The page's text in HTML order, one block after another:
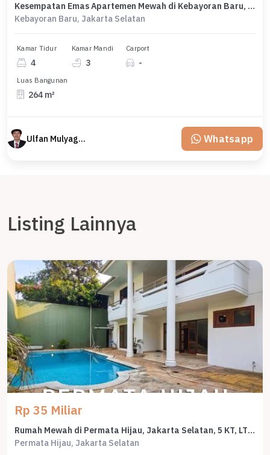
Kesempatan Emas Apartemen Mewah di Kebayoran Baru, Jakarta Selatan, 4 KT
Kebayoran Baru, Jakarta Selatan
Kamar Tidur
4
Kamar Mandi
3
Carport
-
Luas Bangunan
264 m²
Ulfan Mulyagan Whatsapp
Listing Lainnya
Rp 35 Miliar
Rumah Mewah di Permata Hijau, Jakarta Selatan, 5 KT, LT 719m²
Permata Hijau, Jakarta Selatan